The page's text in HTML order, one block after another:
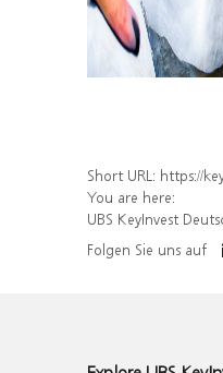
Short URL: https://keyinvest-
You are here:
UBS KeyInvest
Folgen Sie uns auf